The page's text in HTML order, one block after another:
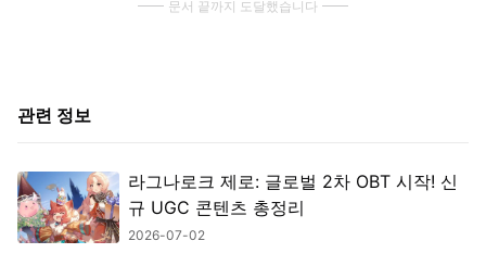
문서 끝까지 도달했습니다
관련 정보
라그나로크 제로: 글로벌 2차 OBT 시작! 신
규 UGC 콘텐츠 총정리
2026-07-02